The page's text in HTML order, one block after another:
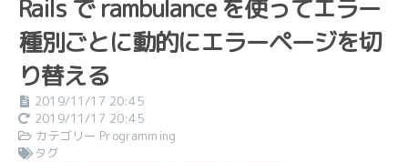
Rails で rambulance を使ってエラー
種別ごとに動的にエラーページを切
り替える
2019/11/17 20:45
2019/11/17 20:45
カテゴリー Programming
タグ